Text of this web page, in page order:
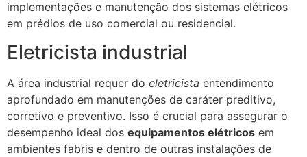
implementações e manutenção dos sistemas elétricos
em prédios de uso comercial ou residencial.
Eletricista industrial
A área industrial requer do eletricista entendimento
aprofundado em manutenções de caráter preditivo,
corretivo e preventivo. Isso é crucial para assegurar o
desempenho ideal dos equipamentos elétricos em
ambientes fabris e dentro de outras instalações de